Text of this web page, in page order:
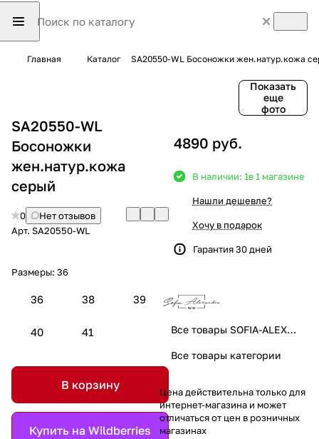
Главная Каталог SA20550-WL Босоножки жен.натур.кожа
Показать
еще
фото
SA20550-WL
Босоножки
жен.натур.кожа
серый
0
Нет отзывов
Арт. SA20550-WL
Размеры: 36
36 38 39
40 41
В корзину
Купить на Wildberries
4890 руб.
В наличии: 1в 1 магазине
Нашли дешевле?
Хочу в подарок
Гарантия 30 дней
Все товары SOFIA-ALEXANDRA
Все товары категории
Цена действительна только для
интернет-магазина и может
отличаться от цен в розничных
магазинах